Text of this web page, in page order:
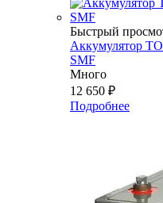
Быстрый
Аккумулятор
SMF
Много
12 650 ₽
Подробнее